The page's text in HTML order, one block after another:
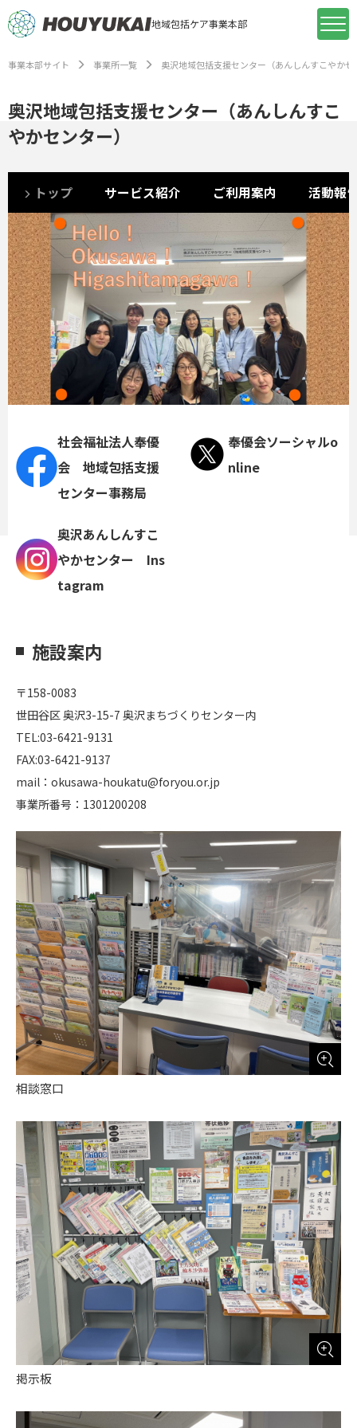
地域包括ケア事業本部
事業本部サイト 事業所一覧 奥沢地域包括支援センター（あんしんすこやかセ
奥沢地域包括支援センター（あんしんすこ
やかセンター）
トップ サービス紹介 ご利用案内 活動報
社会福祉法人奉優
会 地域包括支援
センター事務局
奉優会ソーシャルo
nline
奥沢あんしんすこ
やかセンター Ins
tagram
施設案内
〒158-0083
世田谷区 奥沢3-15-7 奥沢まちづくりセンター内
TEL:03-6421-9131
FAX:03-6421-9137
mail：okusawa-houkatu@foryou.or.jp
事業所番号：1301200208
相談窓口
掲示板